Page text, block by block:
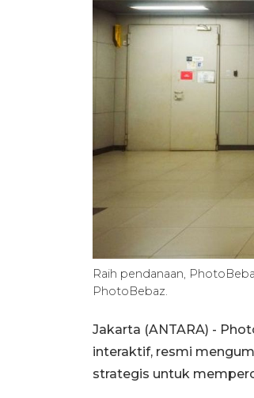
Raih pendanaan,
PhotoBebaz.
Jakarta (ANTARA) -
interaktif, resmi
strategis untuk